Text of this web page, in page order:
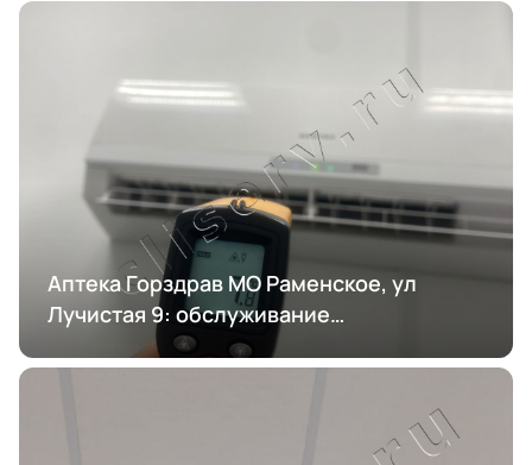
Аптека Горздрав МО Раменское, ул
Лучистая 9: обслуживание
кондиционирования